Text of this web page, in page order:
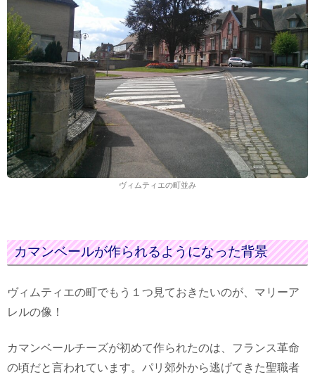
ヴィムティエの町並み
カマンベールが作られるようになった背景
ヴィムティエの町でもう１つ見ておきたいのが、マリーア
レルの像！
カマンベールチーズが初めて作られたのは、フランス革命
の頃だと言われています。パリ郊外から逃げてきた聖職者